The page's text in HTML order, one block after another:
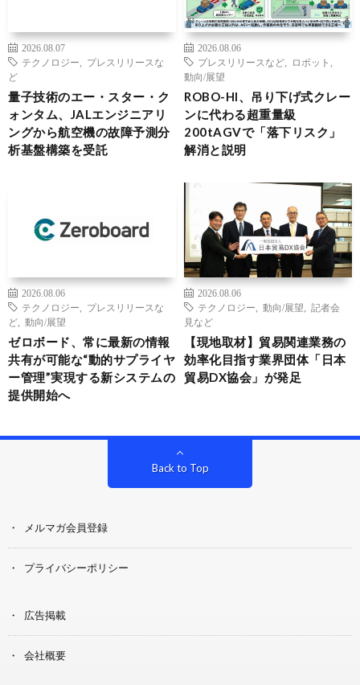
2026.08.07
テクノロジー
プレスリリースな
ど
量子技術のエー・スター・ク
ォンタム、JALエンジニアリ
ングから航空機の故障予測分
析基盤構築を受託
2026.08.06
プレスリリースなど
ロボット
動向/展望
ROBO-HI、吊り下げ式クレー
ンに代わる超重量級
200tAGVで「落下リスク」
解消と説明
2026.08.06
テクノロジー
プレスリリースな
ど
動向/展望
ゼロボード、常に最新の情報
共有が可能な“動的サプライヤ
ー管理”実現する新システムの
提供開始へ
2026.08.06
テクノロジー
動向/展望
記者会
見など
【現地取材】貿易関連業務の
効率化目指す業界団体「日本
貿易DX協会」が発足
Back to Top
メルマガ会員登録
プライバシーポリシー
広告掲載
会社概要